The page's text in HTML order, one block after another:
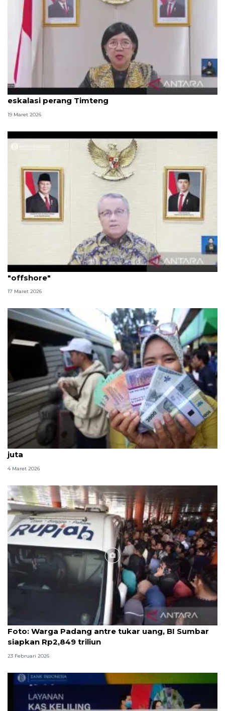
BI perkuat ketahanan eksternal guna antisipasi
eskalasi perang Timteng
19 Maret 2026
Pasar domestik libur, BI terus kawal rupiah di pasar
"offshore"
17 Maret 2026
Tukar uang untuk Lebaran 2026 maksimal Rp5,3
juta
4 Maret 2026
Foto: Warga Padang antre tukar uang, BI Sumbar
siapkan Rp2,849 triliun
23 Februari 2026